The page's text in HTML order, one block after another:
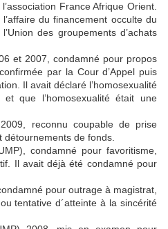
France Afrique Orient.
du financement occulte du
des groupements d’achats
et 2007, condamné pour propos
par la Cour d’Appel puis
Il avait déclaré l’homosexualité
et que l’homosexualité était une
reconnu coupable de prise
détournements de fonds.
condamné pour favoritisme,
Il avait déjà été condamné pour
pour outrage à magistrat,
tentative d´atteinte à la sincérité